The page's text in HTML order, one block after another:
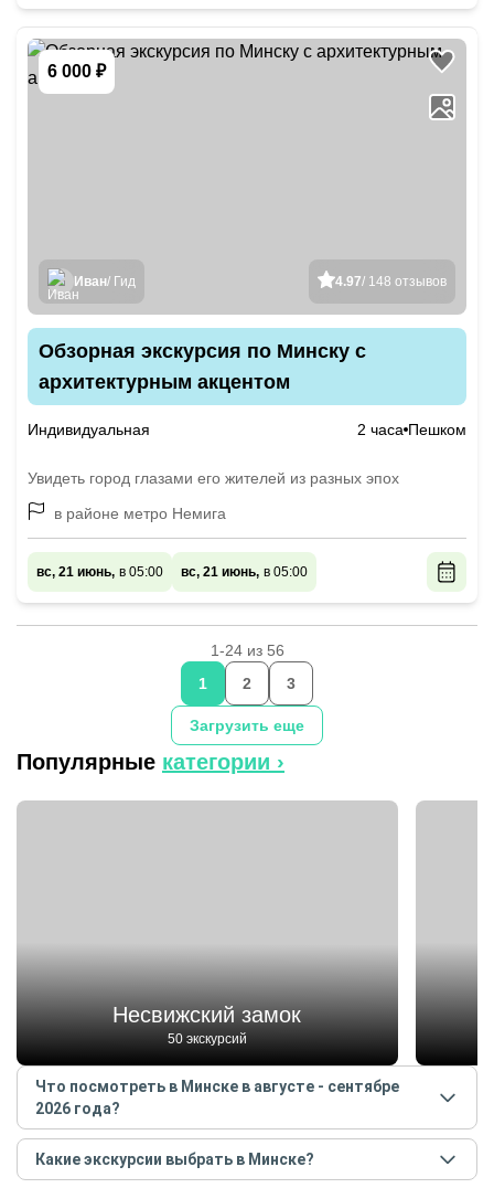
6 000 ₽
4.97/ 148 отзывов
Иван/ Гид
Обзорная экскурсия по Минску с
архитектурным акцентом
Индивидуальная 2 часа Пешком
Увидеть город глазами его жителей из разных эпох
в районе метро Немига
вс, 21 июнь, в 05:00 вс, 21 июнь, в 05:00
1-24 из 56
Загрузить еще
1 2 3
Популярные категории ›
Несвижский замок
50 экскурсий
Что посмотреть в Минске в августе - сентябре
2026 года?
Самые популярные местав Минскев августе -
сентябре 2026года:
Какие экскурсии выбрать в Минске?